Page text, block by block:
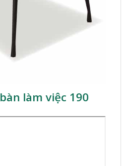
bàn làm việc 190